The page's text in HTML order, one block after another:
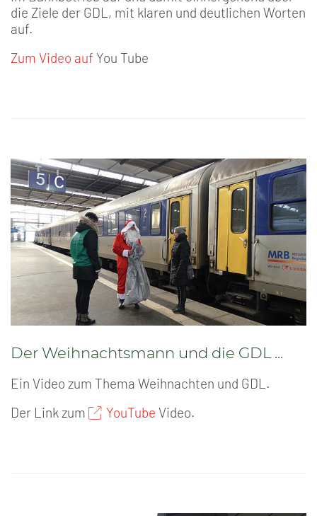
die Ziele der GDL, mit klaren und deutlichen Worten
auf.
Zum Video auf You Tube
Der Weihnachtsmann und die GDL ...
Ein Video zum Thema Weihnachten und GDL.
Der Link zum
YouTube Video.